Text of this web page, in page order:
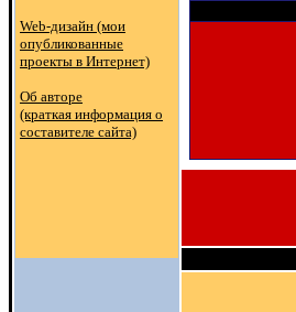
Web-дизайн (мои
опубликованные
проекты в Интернет)
Об авторе
(краткая информация о
составителе сайта)